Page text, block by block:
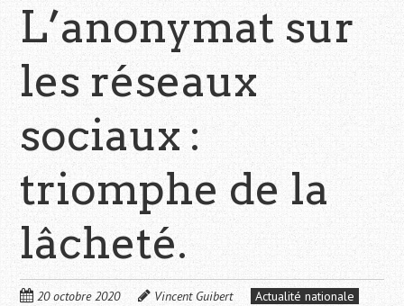
L’anonymat sur
les réseaux
sociaux :
triomphe de la
lâcheté.
20 octobre 2020 Vincent Guibert
Actualité nationale